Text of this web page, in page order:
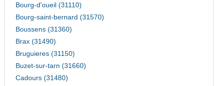
Bourg-d'oueil (31110)
Bourg-saint-bernard (31570)
Boussens (31360)
Brax (31490)
Bruguieres (31150)
Buzet-sur-tarn (31660)
Cadours (31480)